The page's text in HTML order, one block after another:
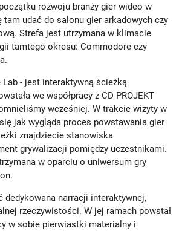
rozwoju branży gier wideo w
tam udać do salonu gier arkadowych czy
Strefa jest utrzymana w klimacie
tamtego okresu: Commodore czy
Lab - jest interaktywną ścieżką
we współpracy z CD PROJEKT
wcześniej. W trakcie wizyty w
jak wygląda proces powstawania gier
znajdziecie stanowiska
grywalizacji pomiędzy uczestnikami.
w oparciu o uniwersum gry
dedykowana narracji interaktywnej,
rzeczywistości. W jej ramach powstał
w sobie pierwiastki materialny i